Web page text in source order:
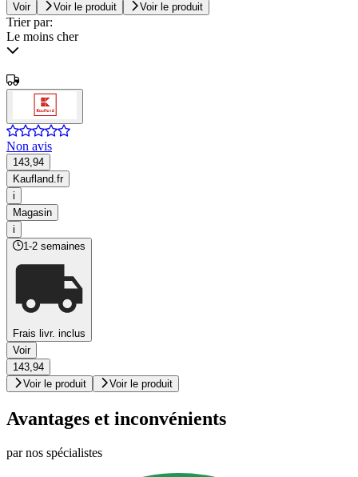
Voir Voir le produit Voir le produit
Trier par:
Le moins cher
Non avis
143,94
Kaufland.fr
i
Magasin
i
1-2 semaines
Frais livr. inclus
Voir
143,94
Voir le produit
Voir le produit
Avantages et inconvénients
par nos spécialistes